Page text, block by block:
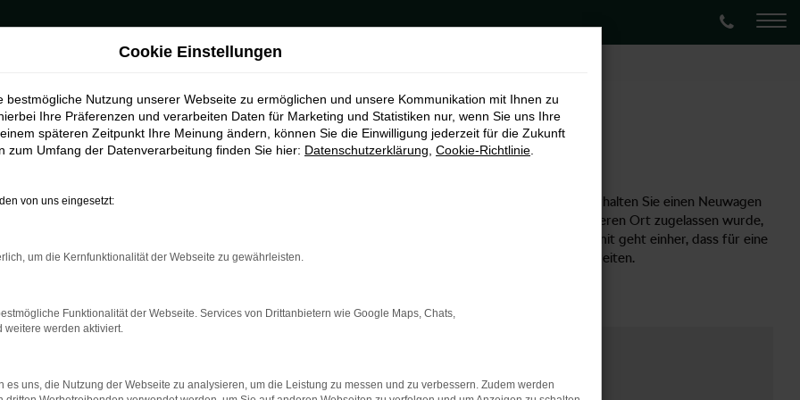
für Bielefeld
in Bielefeld
Kamiq Tageszulassung nachgedacht? Wir können Ihnen diese Möglichkeit empfehlen, denn so erhalten Sie einen Neuwagen
hinnehmen. Ob eine Škoda Kamiq Tageszulassung für einen Tag in Bielefeld oder an einem anderen Ort zugelassen wurde,
vorgenommenen Eintrags in den Fahrzeugpapieren formal um einen Gebrauchtwagen handelt. Damit geht einher, dass für eine
seitens des Automobilherstellers gelten und wir Ihnen einen besonders attraktiven Preis unterbreiten.
Network Error
ist ein Fehler aufgetreten.
Cookie Einstellungen
bestmögliche Nutzung unserer Webseite zu ermöglichen und unsere Kommunikation mit Ihnen zu
Ihre Präferenzen und verarbeiten Daten für Marketing und Statistiken nur, wenn Sie uns Ihre
späteren Zeitpunkt Ihre Meinung ändern, können Sie die Einwilligung jederzeit für die Zukunft
zum Umfang der Datenverarbeitung finden Sie hier: Datenschutzerklärung Cookie-Richtlinie
von uns eingesetzt:
um die Kernfunktionalität der Webseite zu gewährleisten.
Funktionalität der Webseite. Services von Drittanbietern wie Google Maps, Chats,
weitere werden aktiviert.
es uns, die Nutzung der Webseite zu analysieren, um die Leistung zu messen und zu verbessern. Zudem werden